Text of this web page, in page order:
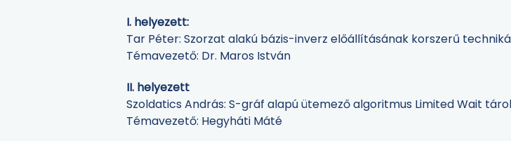
I. helyezett:
Tar Péter: Szorzat alakú bázis-inverz előállításának korszerű
Témavezető: Dr. Maros István
II. helyezett
Szoldatics András: S-gráf alapú ütemező algoritmus Limited Wait
Témavezető: Hegyháti Máté